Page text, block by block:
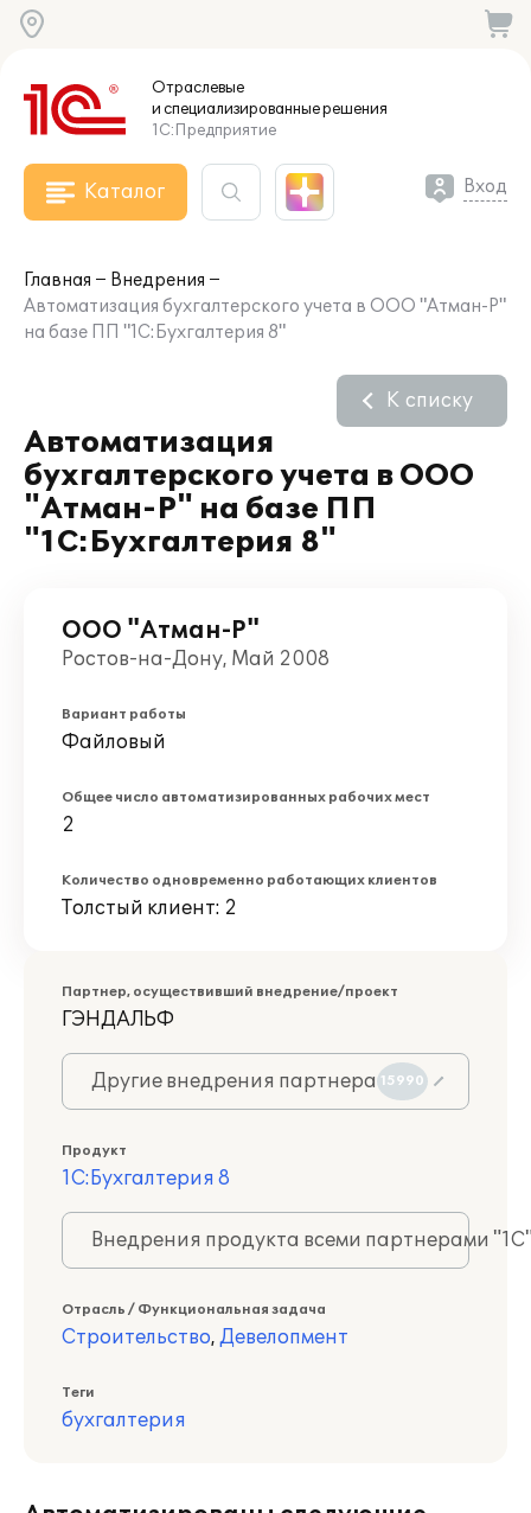
Отраслевые
и специализированныерешения
1С:Предприятие
Каталог Вход
Главная
Внедрения
Автоматизация бухгалтерского учета в ООО "Атман-Р"
на базе ПП "1С:Бухгалтерия 8"
Автоматизация
бухгалтерского учета в ООО
"Атман-Р" на базе ПП
"1С:Бухгалтерия 8"
К списку
ООО "Атман-Р"
Ростов-на-Дону, Май 2008
Вариант работы
Файловый
Общее число автоматизированных рабочих мест
2
Количество одновременно работающих клиентов
Толстый клиент: 2
Партнер, осуществивший внедрение/проект
ГЭНДАЛЬФ
Другие внедрения партнера 15990
Продукт
1С:Бухгалтерия 8
Внедрения продукта всеми партнерами
Отрасль / Функциональная задача
Строительство, Девелопмент
Теги
бухгалтерия